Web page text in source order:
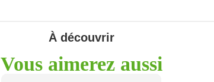
À découvrir
Vous aimerez aussi